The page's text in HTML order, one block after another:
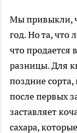
Мы привыкли,
год. Но та, что
что продается
разницы. Для
поздние
после первых
заставляет
сахара,